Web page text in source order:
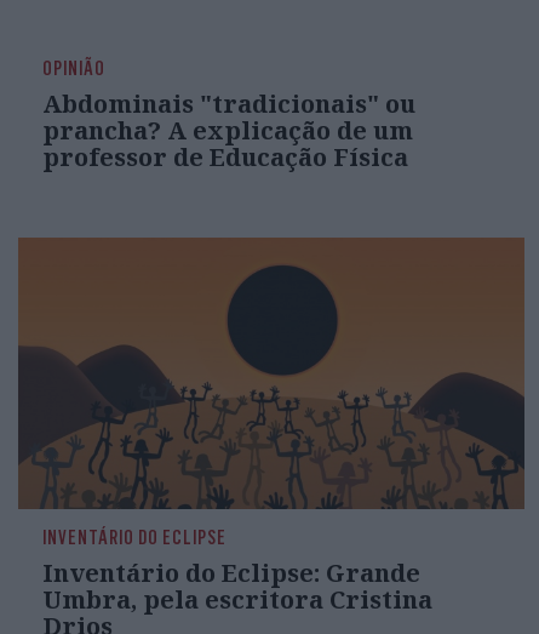
OPINIÃO
Abdominais "tradicionais" ou
prancha? A explicação de um
professor de Educação Física
INVENTÁRIO DO ECLIPSE
Inventário do Eclipse: Grande
Umbra, pela escritora Cristina
Drios